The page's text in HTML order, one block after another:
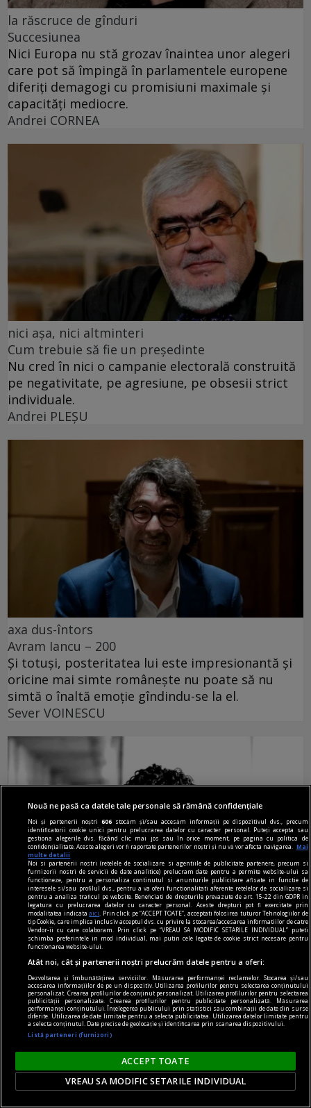
la răscruce de gînduri
Succesiunea
Nici Europa nu stă grozav înaintea unor alegeri
care pot să împingă în parlamentele europene
diferiți demagogi cu promisiuni maximale și
capacități mediocre.
Andrei CORNEA
nici așa, nici altminteri
Cum trebuie să fie un președinte
Nu cred în nici o campanie electorală construită
pe negativitate, pe agresiune, pe obsesii strict
individuale.
Andrei PLEŞU
axa dus-întors
Avram Iancu – 200
Și totuși, posteritatea lui este impresionantă și
oricine mai simte românește nu poate să nu
simtă o înaltă emoție gîndindu-se la el.
Sever VOINESCU
accent pe istorie
Lech Walesa, din istorie și din prezent
Stocul pare limitat, istoria continuă.
Mihaela SIMINA
Nouă ne pasă ca datele tale personale să rămână confidențiale
Noi și partenerii noștri606 stocăm și/sau accesăm informații pe dispozitivul dvs., precum
identificatorii cookie unici pentru prelucrarea datelor cu caracter personal. Puteți accepta sau
gestiona alegerile dvs. făcând clic mai jos sau în orice moment, pe pagina cu politica de
confidențialitate. Aceste alegeri vor fi raportate partenerilor noștri și nu vă vor afecta navigarea.
Mai
multe detalii
Noi si partenerii nostri (retelele de socializare si agentiile de publicitate partenere, precum si
furnizorii nostri de servicii de date analitice) prelucram date pentru a permite website-ului sa
functioneze, pentru a personaliza continutul si anunturile publicitare afisate in functie de
interesele si/sau profilul dvs., pentru a va oferi functionalitati aferente retelelor de socializare si
pentru a analiza traficul pe website. Beneficiati de drepturile prevazute de art. 15-22 din GDPR in
legatura cu prelucrarea datelor cu caracter personal. Aceste drepturi pot fi exercitate prin
modalitatea indicataaici
. Prin click pe “ACCEPT TOATE”, acceptati folosirea tuturor Tehnologiilor de
tip Cookie, care implica inclusiv acceptul dvs. cu privire la stocarea/accesarea informatiilor de catre
Vendor-ii cu care colaboram. Prin click pe “VREAU SA MODIFIC SETARILE INDIVIDUAL” puteti
schimba preferintele in mod individual, mai putin cele legate de cookie strict necesare pentru
functionarea website-ului.
Atât noi, cât și partenerii noștri prelucrăm datele pentru a oferi:
Dezvoltarea și îmbunătățirea serviciilor. Măsurarea performanței reclamelor. Stocarea și/sau
accesarea informațiilor de pe un dispozitiv. Utilizarea profilurilor pentru selectarea conținutului
personalizat. Crearea profilurilor de conținut personalizat. Utilizarea profilurilor pentru selectarea
publicității personalizate. Crearea profilurilor pentru publicitate personalizată. Măsurarea
performanței conținutului. Înțelegerea publicului prin statistici sau combinații de date din surse
diferite. Utilizarea de date limitate pentru a selecta publicitatea. Utilizarea datelor limitate pentru
a selecta conținutul. Date precise de geolocație și identificarea prin scanarea dispozitivului.
Listă parteneri (furnizori)
ACCEPT TOATE
VREAU SA MODIFIC SETARILE INDIVIDUAL